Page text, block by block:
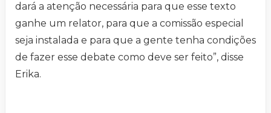
dará a atenção necessária para que esse texto
ganhe um relator, para que a comissão especial
seja instalada e para que a gente tenha condições
de fazer esse debate como deve ser feito”, disse
Erika.